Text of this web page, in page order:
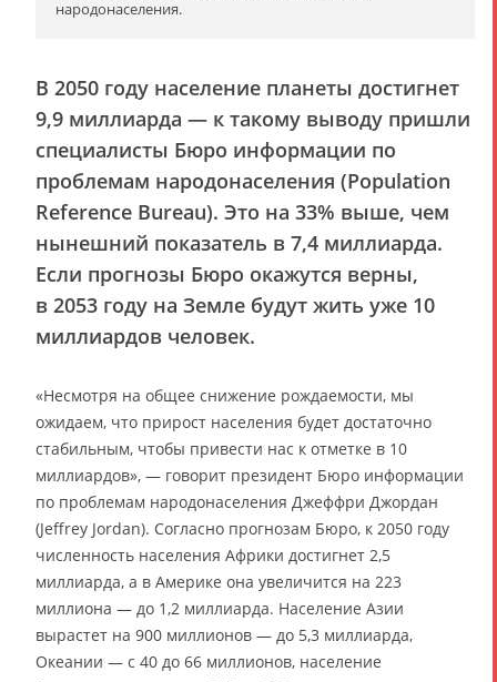
народонаселения.
В 2050 году население планеты достигнет
9,9 миллиарда — к такому выводу пришли
специалисты Бюро информации по
проблемам народонаселения (Population
Reference Bureau). Это на 33% выше, чем
нынешний показатель в 7,4 миллиарда.
Если прогнозы Бюро окажутся верны,
в 2053 году на Земле будут жить уже 10
миллиардов человек.
«Несмотря на общее снижение рождаемости, мы
ожидаем, что прирост населения будет достаточно
стабильным, чтобы привести нас к отметке в 10
миллиардов», — говорит президент Бюро информации
по проблемам народонаселения Джеффри Джордан
(Jeffrey Jordan). Согласно прогнозам Бюро, к 2050 году
численность населения Африки достигнет 2,5
миллиарда, а в Америке она увеличится на 223
миллиона — до 1,2 миллиарда. Население Азии
вырастет на 900 миллионов — до 5,3 миллиарда,
Океании — с 40 до 66 миллионов, население